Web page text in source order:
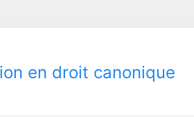
en droit canonique